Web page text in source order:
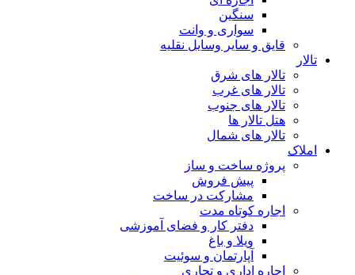
سنگین
سواری و وانت
قایق و سایر وسایل نقلیه
تالار
تالار های شرق
تالار های غرب
تالار های جنوب
هتل تالار ها
تالار های شمال
املاک
پروژه ساخت و ساز
پیش فروش
مشارکت در ساخت
اجاره کوتاه مدت
دفتر کار و فضای آموزشی
ویلا و باغ
آپارتمان و سوئیت
اجاره اداری و تجاری